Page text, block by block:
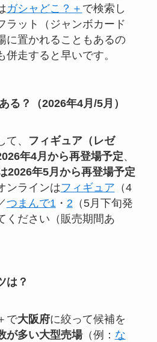
ガシャどこ？＋ で検索し
ラット（ジャンボカード
に置かれることもあるの
併走すると早いです。
る？（2026年4月/5月）
、
フィギュア（レゼ
年4月から再登場予定、
2026年5月から再登場予定
ンラインはフィギュア （4
つまんで1 ・ 2 （5月下旬発
ください（販売期間あ
は？
で大阪府に絞って候補を
が多い大型売場（例： な